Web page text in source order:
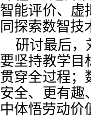
智能评价、虚
同探索数智
研讨最后，
要坚持教学目
贯穿全过程；
安全、更有趣
中体悟劳动价